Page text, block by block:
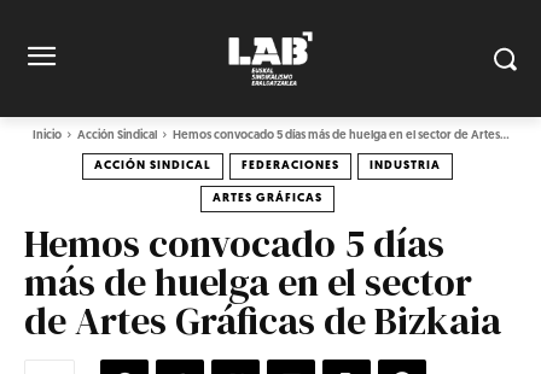
Inicio Acción Sindical Hemos convocado 5 días más de huelga en el sector de Artes...
ACCIÓN SINDICAL FEDERACIONES INDUSTRIA
ARTES GRÁFICAS
Hemos convocado 5 días
más de huelga en el sector
de Artes Gráficas de Bizkaia